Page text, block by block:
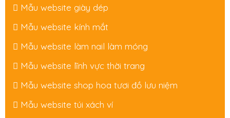
Mẫu website giày dép
Mẫu website kính mắt
Mẫu website làm nail làm móng
Mẫu website lĩnh vực thời trang
Mẫu website shop hoa tươi đồ lưu niệm
Mẫu website túi xách ví